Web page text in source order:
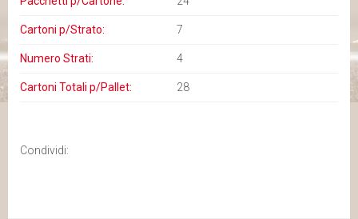
Cartoni p/Strato: 7
Numero Strati: 4
Cartoni Totali p/Pallet: 28
Condividi: